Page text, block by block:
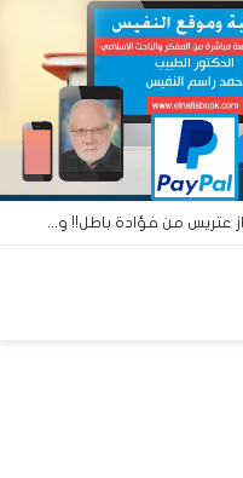
دكتور أحمد راسم النفيس يكتب: القومية العربية والبعث العربي… آن أوان البعث الإسلامي!!